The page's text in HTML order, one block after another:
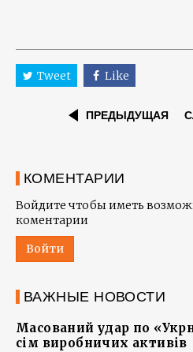
Tweet Like
ПРЕДЫДУЩАЯ
КОМЕНТАРИИ
Войдите чтобы иметь
коментарии
Войти
ВАЖНЫЕ НОВОСТИ
Масований удар по
сім виробничих активів